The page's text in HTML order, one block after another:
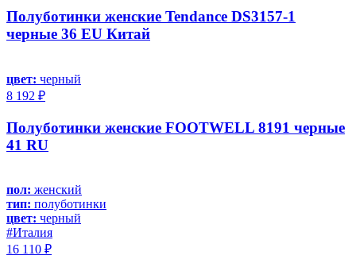
Полуботинки женские Tendance DS3157-1
черные 36 EU Китай
цвет: черный
8 192 ₽
Полуботинки женские FOOTWELL 8191 черные
41 RU
пол: женский
тип: полуботинки
цвет: черный
#Италия
16 110 ₽